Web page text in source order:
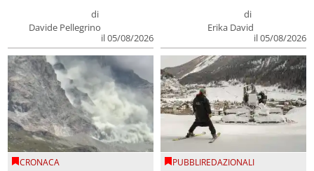
di
Davide Pellegrino
il 05/08/2026
di
Erika David
il 05/08/2026
CRONACA PUBBLIREDAZIONALI